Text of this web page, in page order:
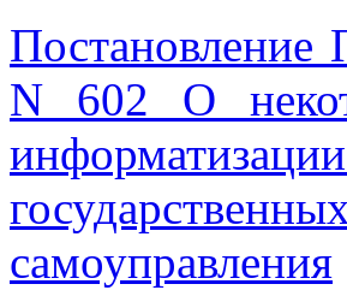
Постановление
N 602 О
самоуправления